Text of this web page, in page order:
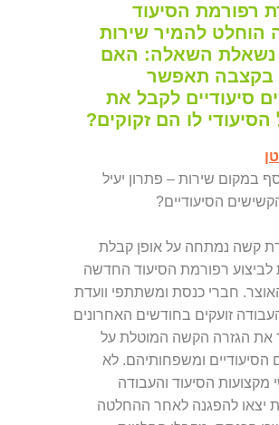
רפורמת הסיעוד
הוחלט להמיר שירות
נשאלת השאלה: האם
בקצבה תאפשר
סיעודיים לקבל את
הסיעודי לו הם זקוקים?
במקום שירות – פתרון יעיל
הסיעודיים?
קשה נמתחה על אופן קבלת
לביצוע רפורמת הסיעוד החדשה
. חברי כנסת ומשתתפי וועדת
זועקים בחודשים האחרונים
את הגזרה הקשה המוטלת על
הסיעודיים ומשפחותיהם. לא
מקצועות הסיעוד והעבודה
יצאו להפגנה לאחר ההחלטה